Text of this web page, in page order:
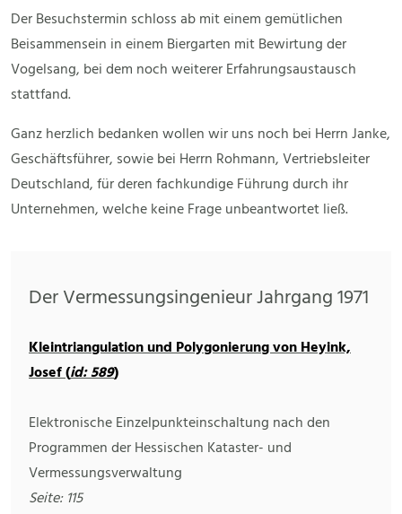
Der Besuchstermin schloss ab mit einem gemütlichen
Beisammensein in einem Biergarten mit Bewirtung der
Vogelsang, bei dem noch weiterer Erfahrungsaustausch
stattfand.
Ganz herzlich bedanken wollen wir uns noch bei Herrn Janke,
Geschäftsführer, sowie bei Herrn Rohmann, Vertriebsleiter
Deutschland, für deren fachkundige Führung durch ihr
Unternehmen, welche keine Frage unbeantwortet ließ.
Der Vermessungsingenieur Jahrgang 1971
Kleintriangulation und Polygonierung von Heyink,
Josef (id: 589)
Elektronische Einzelpunkteinschaltung nach den
Programmen der Hessischen Kataster- und
Vermessungsverwaltung
Seite: 115